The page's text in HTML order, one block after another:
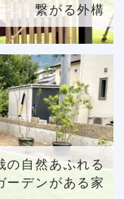
繋がる外構
の自然あふれる
ーデンがある家